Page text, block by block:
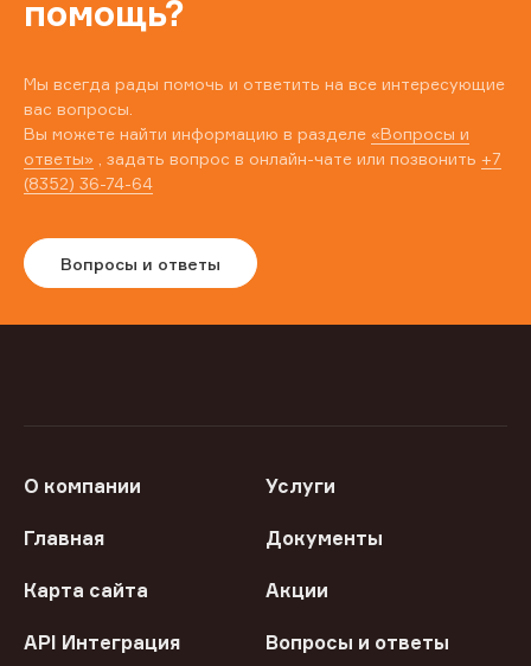
помощь?
Мы всегда рады помочь и ответить на все интересующие
вас вопросы.
Вы можете найти информацию в разделе «Вопросы и
ответы» , задать вопрос в онлайн-чате или позвонить +7
(8352) 36-74-64
Вопросы и ответы
О компании Услуги
Главная Документы
Карта сайта Акции
API Интеграция Вопросы и ответы